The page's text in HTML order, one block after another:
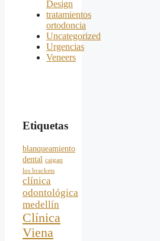
Design
tratamientos
ortodoncia
Uncategorized
Urgencias
Veneers
Etiquetas
blanqueamiento
dental caigan
los brackets
clínica
odontológica
medellín
Clínica
Viena